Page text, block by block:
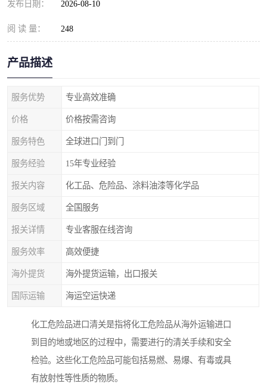
发布日期： 2026-08-10
阅 读 量： 248
产品描述
服务优势 专业高效准确
价格 价格按需咨询
服务特色 全球进口门到门
服务经验 15年专业经验
报关内容 化工品、危险品、涂料油漆等化学品
服务区域 全国服务
报关详情 专业客服在线咨询
服务效率 高效便捷
海外提货 海外提货运输，出口报关
国际运输 海运空运快递
化工危险品进口清关是指将化工危险品从海外运输进口
到目的地或地区的过程中，需要进行的清关手续和安全
检验。这些化工危险品可能包括易燃、易爆、有毒或具
有放射性等性质的物质。